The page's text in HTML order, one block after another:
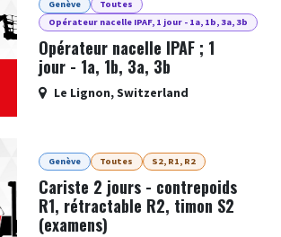
Genève
Toutes
Opérateur nacelle IPAF, 1 jour - 1a, 1b, 3a, 3b
Opérateur nacelle IPAF ; 1
jour - 1a, 1b, 3a, 3b
Le Lignon,Switzerland
Genève Toutes S2, R1, R2
Cariste 2 jours - contrepoids
R1, rétractable R2, timon S2
(examens)